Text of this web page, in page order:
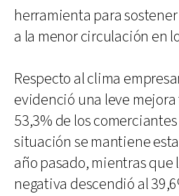
herramienta para
a la menor circulación en
Respecto al clima
evidenció una leve mejora
53,3% de los
situación se mantiene
año pasado, mientras que
negativa descendió al